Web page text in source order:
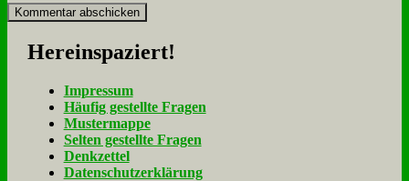
Her­ein­spa­ziert!
Im­pres­sum
Häu­fig ge­stell­te Fra­gen
Mu­ster­map­pe
Sel­ten ge­stell­te Fra­gen
Denk­zet­tel
Da­ten­schutz­er­klä­rung